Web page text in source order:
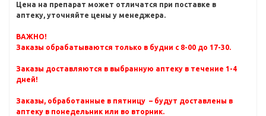
Цена на препарат может отличатся при поставке в
аптеку, уточняйте цены у менеджера.
ВАЖНО!
Заказы обрабатываются только в будни с 8-00 до 17-30.
Заказы доставляются в выбранную аптеку в течение 1-4
дней!
Заказы, обработанные в пятницу – будут доставлены в
аптеку в понедельник или во вторник.